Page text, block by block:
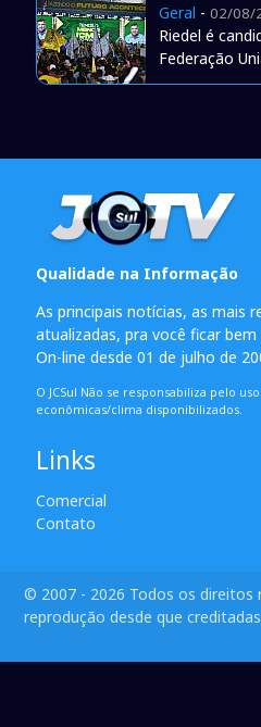
Geral - 02/08/
Riedel é
Federação
Qualidade na Informação
As principais notícias, as mais
atualizadas, pra você ficar
On-line desde 01 de julho de
O JCSul Não se responsabiliza pelo
econômicas/clima disponibilizados.
Links
Comercial
Contato
© 2007 - 2026 Todos os direitos
reprodução desde que